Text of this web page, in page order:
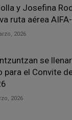
y Josefina
ruta aérea
2026
se
para el Convite
2026